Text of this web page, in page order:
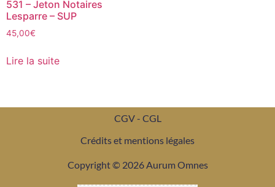
531 – Jeton Notaires
Lesparre – SUP
45,00€
Lire la suite
CGV - CGL
Crédits et mentions légales
Copyright © 2026 Aurum Omnes